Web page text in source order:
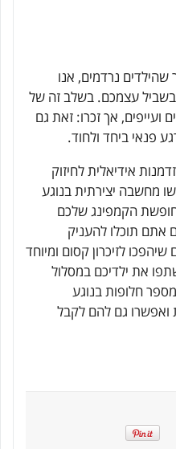
נרדמים, אנו
בשביל עצמכם. בשלב זה של
ועייפים, אך זכרו: זאת גם
פנאי ביחד ולחוד.
אידיאלית לחיזוק
מחשבה יצירתית בנוגע
הקמפינג שלכם
תוכלו להעניק
לזיכרון קסום ומיוחד
את ילדיכם במסלול
חלופות בנוגע
ואפשרו גם להם לקבל